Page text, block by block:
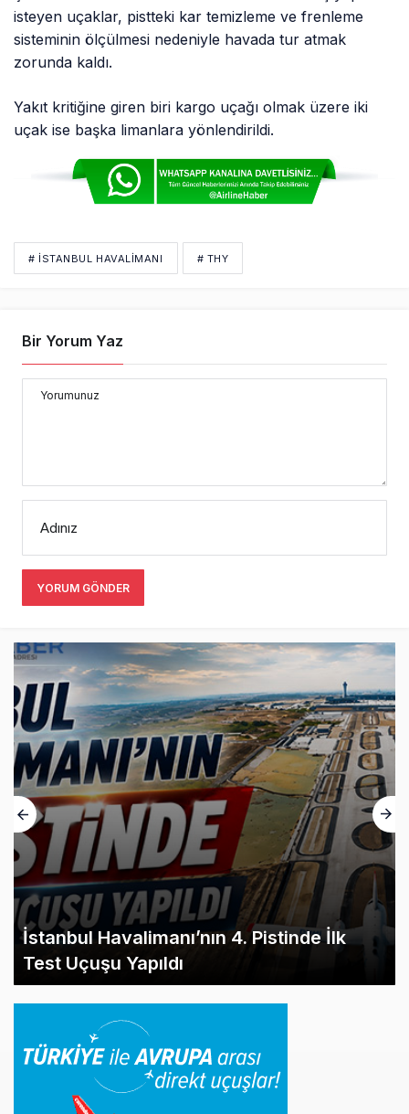
isteyen uçaklar, pistteki kar temizleme ve frenleme
sisteminin ölçülmesi nedeniyle havada tur atmak
zorunda kaldı.
Yakıt kritiğine giren biri kargo uçağı olmak üzere iki
uçak ise başka limanlara yönlendirildi.
# İSTANBUL HAVALİMANI # THY
Bir Yorum Yaz
Yorumunuz
Adınız
YORUM GÖNDER
İstanbul Havalimanı’nın 4. Pistinde İlk
Test Uçuşu Yapıldı